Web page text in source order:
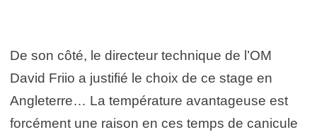
De son côté, le directeur technique de l’OM
David Friio a justifié le choix de ce stage en
Angleterre… La température avantageuse est
forcément une raison en ces temps de canicule